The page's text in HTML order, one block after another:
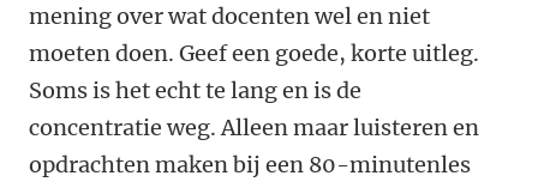
mening over wat docenten wel en niet
moeten doen. Geef een goede, korte uitleg.
Soms is het echt te lang en is de
concentratie weg. Alleen maar luisteren en
opdrachten maken bij een 80-minutenles